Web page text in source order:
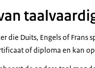
die Duits, Engels of Frans
of diploma en kan